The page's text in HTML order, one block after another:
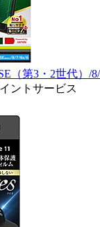
（第3・2世代）/
ントサービス